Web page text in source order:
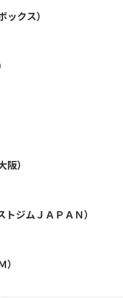
クス）
）
ムＪＡＰＡＮ）